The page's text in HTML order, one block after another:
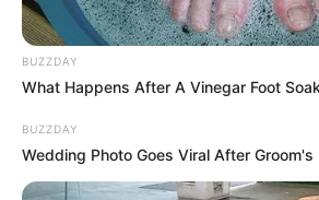
BUZZDAY
What Happens After A Vinegar Foot Soak
BUZZDAY
Wedding Photo Goes Viral After Groom's